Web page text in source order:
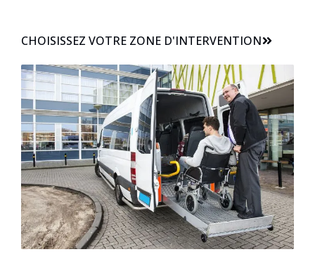
CHOISISSEZ VOTRE ZONE D'INTERVENTION